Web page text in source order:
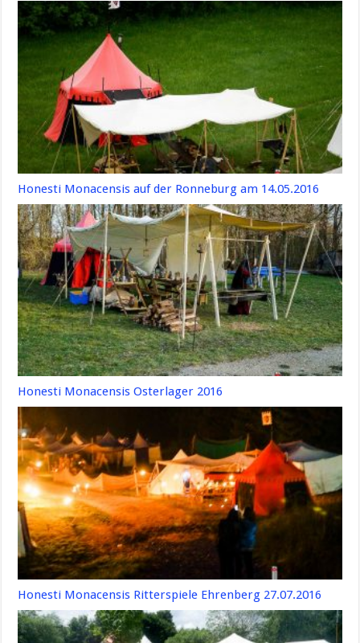
Honesti Monacensis auf der Ronneburg am 14.05.2016
Honesti Monacensis Osterlager 2016
Honesti Monacensis Ritterspiele Ehrenberg 27.07.2016